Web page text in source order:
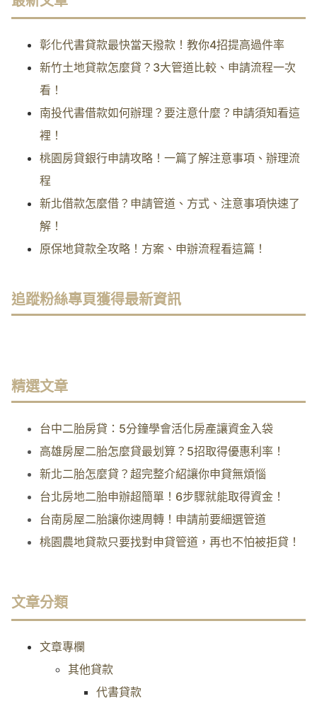
彰化代書貸款最快當天撥款！教你4招提高過件率
新竹土地貸款怎麼貸？3大管道比較、申請流程一次
看！
南投代書借款如何辦理？要注意什麼？申請須知看這
裡！
桃園房貸銀行申請攻略！一篇了解注意事項、辦理流
程
新北借款怎麼借？申請管道、方式、注意事項快速了
解！
原保地貸款全攻略！方案、申辦流程看這篇！
追蹤粉絲專頁獲得最新資訊
精選文章
台中二胎房貸：5分鐘學會活化房產讓資金入袋
高雄房屋二胎怎麼貸最划算？5招取得優惠利率！
新北二胎怎麼貸？超完整介紹讓你申貸無煩惱
台北房地二胎申辦超簡單！6步驟就能取得資金！
台南房屋二胎讓你速周轉！申請前要細選管道
桃園農地貸款只要找對申貸管道，再也不怕被拒貸！
文章分類
文章專欄
其他貸款
代書貸款